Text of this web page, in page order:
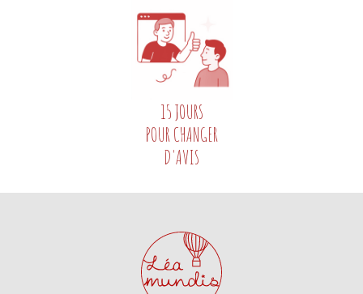
15 JOURS
POUR CHANGER
D'AVIS